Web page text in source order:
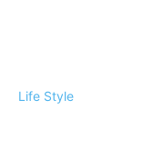
Life Style